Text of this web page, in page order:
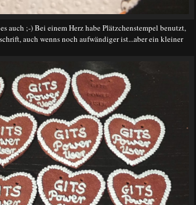
auch ;-) Bei einem Herz habe Plätzchenstempel benutzt,
auch wenns noch aufwändiger ist...aber ein kleiner